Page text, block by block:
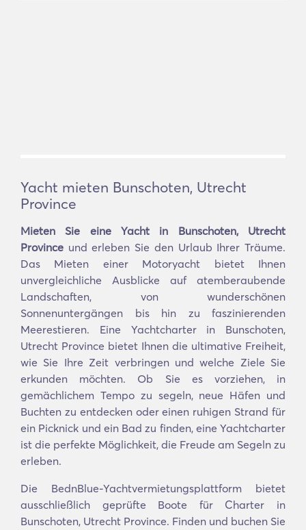
Yacht mieten Bunschoten, Utrecht
Province
Mieten Sie eine Yacht in Bunschoten, Utrecht
Province und erleben Sie den Urlaub Ihrer Träume.
Das Mieten einer Motoryacht bietet Ihnen
unvergleichliche Ausblicke auf atemberaubende
Landschaften, von wunderschönen
Sonnenuntergängen bis hin zu faszinierenden
Meerestieren. Eine Yachtcharter in Bunschoten,
Utrecht Province bietet Ihnen die ultimative Freiheit,
wie Sie Ihre Zeit verbringen und welche Ziele Sie
erkunden möchten. Ob Sie es vorziehen, in
gemächlichem Tempo zu segeln, neue Häfen und
Buchten zu entdecken oder einen ruhigen Strand für
ein Picknick und ein Bad zu finden, eine Yachtcharter
ist die perfekte Möglichkeit, die Freude am Segeln zu
erleben.
Die BednBlue-Yachtvermietungsplattform bietet
ausschließlich geprüfte Boote für Charter in
Bunschoten, Utrecht Province. Finden und buchen Sie